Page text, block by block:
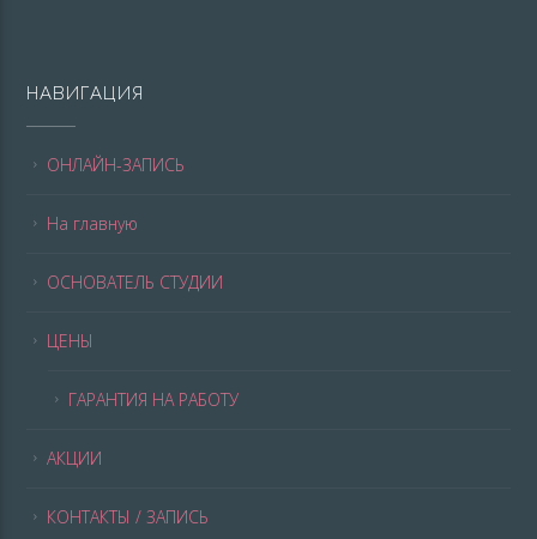
НАВИГАЦИЯ
ОНЛАЙН-ЗАПИСЬ
На главную
ОСНОВАТЕЛЬ СТУДИИ
ЦЕНЫ
ГАРАНТИЯ НА РАБОТУ
АКЦИИ
КОНТАКТЫ / ЗАПИСЬ